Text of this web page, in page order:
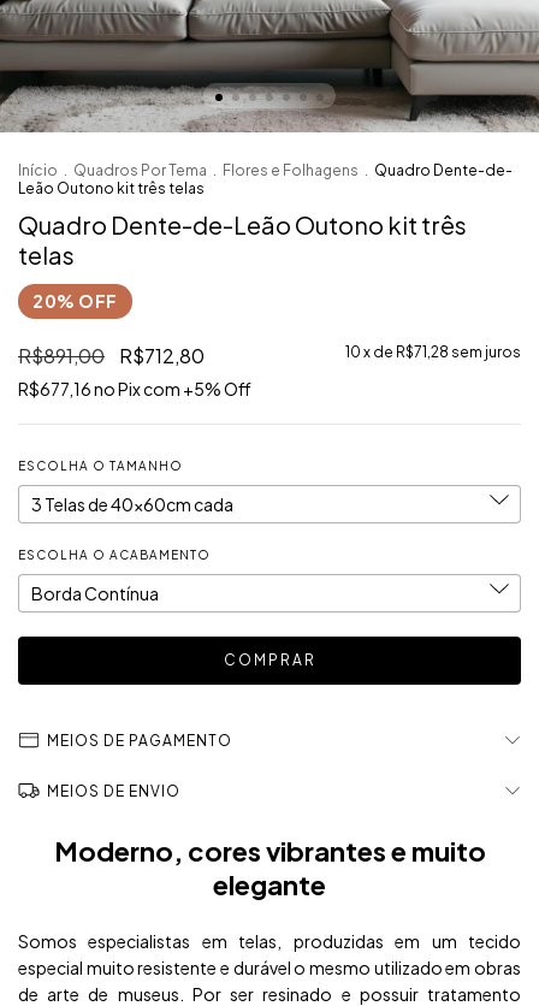
Início . Quadros Por Tema . Flores e Folhagens . Quadro Dente-de-
Leão Outono kit três telas
Quadro Dente-de-Leão Outono kit três
telas
R$891,00 R$712,80 10 x de R$71,28 sem juros
R$677,16
ESCOLHA O TAMANHO
ESCOLHA O ACABAMENTO
MEIOS DE PAGAMENTO
MEIOS DE ENVIO
Moderno, cores vibrantes e muito
elegante
Somos especialistas em telas, produzidas em um tecido
especial muito resistente e durável o mesmo utilizado em obras
de arte de museus. Por ser resinado e possuir tratamento